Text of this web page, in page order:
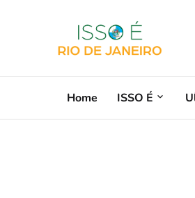
Home ISSO É